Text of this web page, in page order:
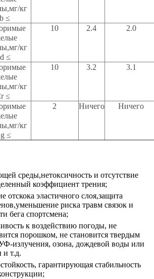
кг
≤
кг
≤
10 2.4 2.0
кг
≤
10 3.2 3.1
кг
≤
2 Ничего Ничего
среды,нетоксичность и отсутствие
коэффициент трения;
отскока эластичного слоя,защита
риска травм связок и
бега спортсмена;
к воздействию погоды, не
порошком, не становится твердым
излучения, озона, дождевой воды или
и т.д.
гарантирующая стабильность